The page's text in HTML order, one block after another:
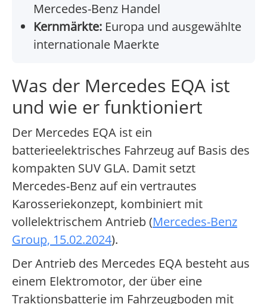
Mercedes-Benz Handel
Kernmärkte: Europa und ausgewählte
internationale Maerkte
Was der Mercedes EQA ist
und wie er funktioniert
Der Mercedes EQA ist ein
batterieelektrisches Fahrzeug auf Basis des
kompakten SUV GLA. Damit setzt
Mercedes-Benz auf ein vertrautes
Karosseriekonzept, kombiniert mit
vollelektrischem Antrieb (Mercedes-Benz
Group, 15.02.2024).
Der Antrieb des Mercedes EQA besteht aus
einem Elektromotor, der über eine
Traktionsbatterie im Fahrzeugboden mit